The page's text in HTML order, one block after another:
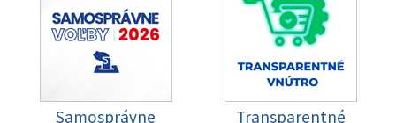
Samosprávne
Transparentné